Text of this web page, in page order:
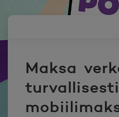
Maksa
turvallisesti